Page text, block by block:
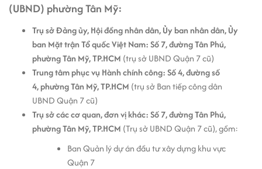
(UBND) phường Tân Mỹ:
Trụ sở Đảng ủy, Hội đồng nhân dân, Ủy ban nhân dân, Ủy
ban Mặt trận Tổ quốc Việt Nam: Số 7, đường Tân Phú,
phường Tân Mỹ, TP.HCM (trụ sở UBND Quận 7 cũ)
Trung tâm phục vụ Hành chính công: Số 4, đường số
4, phường Tân Mỹ, TP.HCM (trụ sở Ban tiếp công dân
UBND Quận 7 cũ)
Trụ sở các cơ quan, đơn vị khác: Số 7, đường Tân Phú,
phường Tân Mỹ, TP.HCM (Trụ sở UBND Quận 7 cũ), gồm:
Ban Quản lý dự án đầu tư xây dựng khu vực
Quận 7